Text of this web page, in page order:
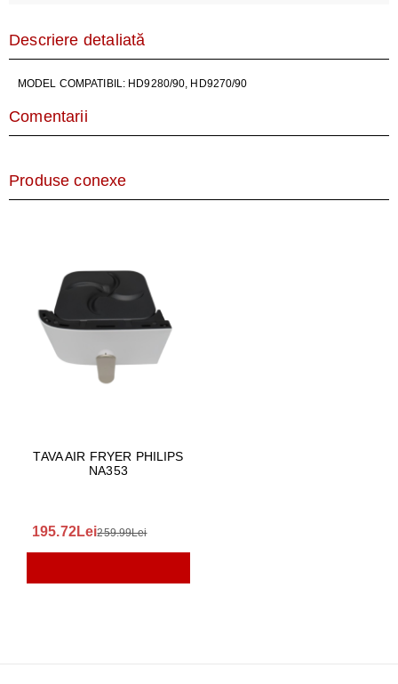
Descriere detaliată
MODEL COMPATIBIL: HD9280/90, HD9270/90
Comentarii
Produse conexe
TAVA AIR FRYER PHILIPS
NA353
195.72Lei259.99Lei